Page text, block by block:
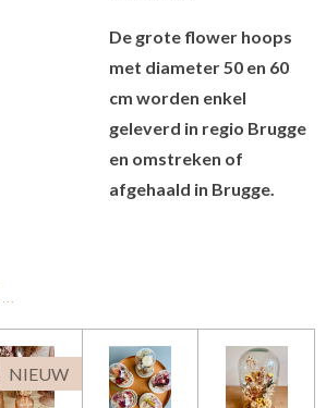
De grote flower hoops
met diameter 50 en 60
cm worden enkel
geleverd in regio Brugge
en omstreken of
afgehaald in Brugge.
NIEUW